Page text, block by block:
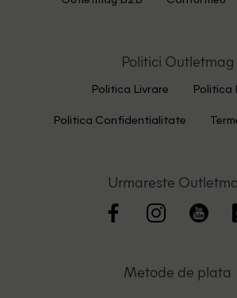
Politici Outletmag
Politica Livrare Politica
Politica Confidentialitate
Urmareste
Metode de plata